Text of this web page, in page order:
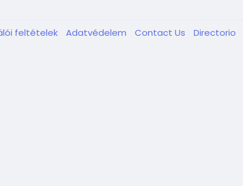
feltételek Adatvédelem Contact Us Directorio